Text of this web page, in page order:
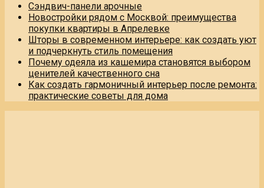
Сэндвич-панели арочные
Новостройки рядом с Москвой: преимущества
покупки квартиры в Апрелевке
Шторы в современном интерьере: как создать уют
и подчеркнуть стиль помещения
Почему одеяла из кашемира становятся выбором
ценителей качественного сна
Как создать гармоничный интерьер после ремонта:
практические советы для дома